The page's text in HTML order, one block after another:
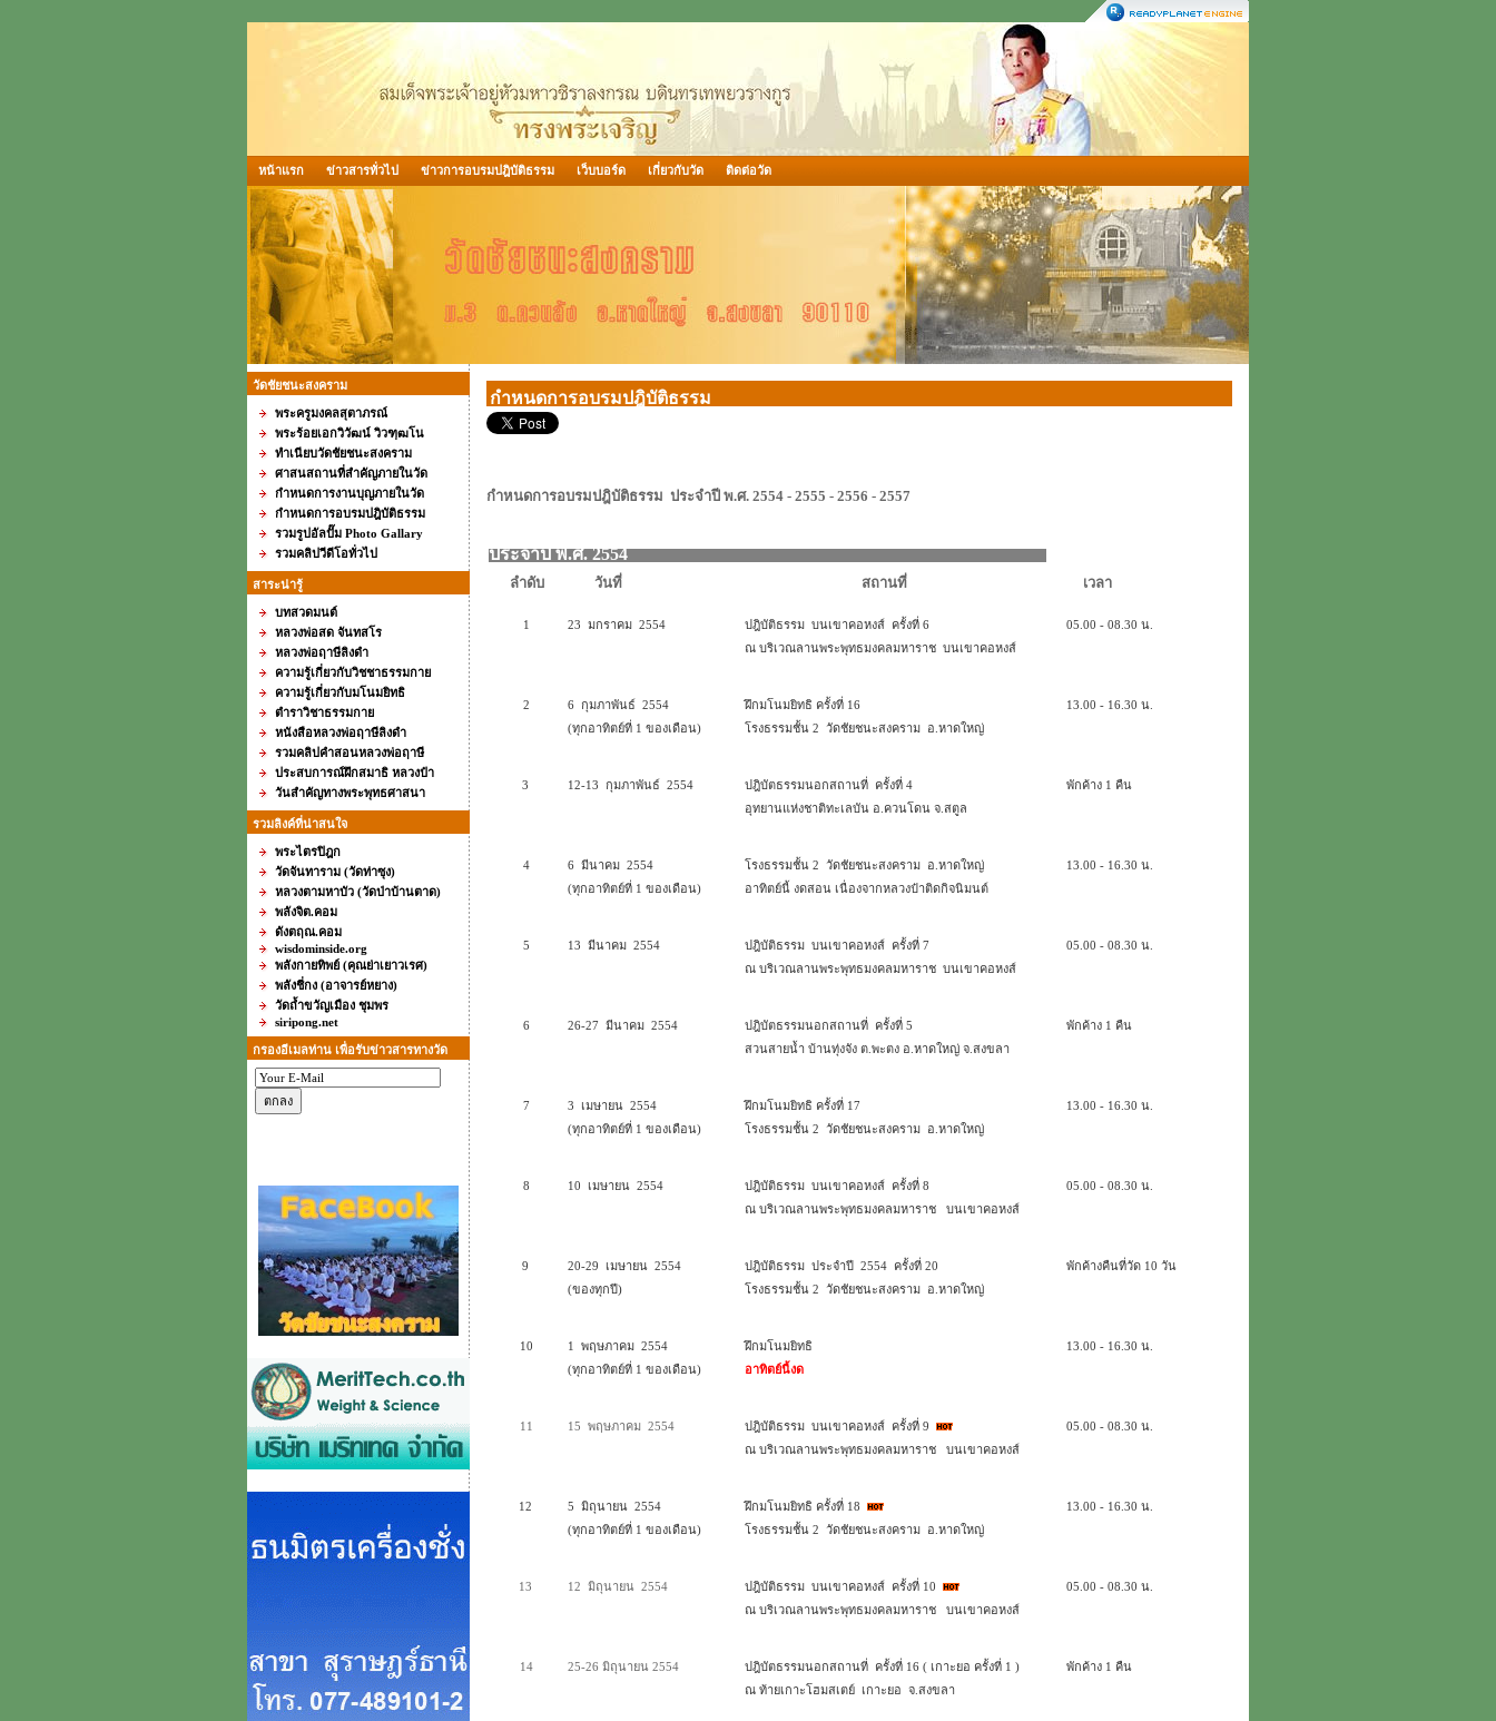
หน้าแรก ข่าวสารทั่วไป ข่าวการอบรมปฎิบัติธรรม เว็บบอร์ด เกี่ยวกับวัด ติดต่อวัด
วัดชัยชนะสงคราม
พระครูมงคลสุตาภรณ์
พระร้อยเอกวิวัฒน์ วิวฑฺฒโน
ทำเนียบวัดชัยชนะสงคราม
ศาสนสถานที่สำคัญภายในวัด
กำหนดการงานบุญภายในวัด
กำหนดการอบรมปฎิบัติธรรม
รวมรูปอัลปั๊ม Photo Gallary
รวมคลิปวีดีโอทั่วไป
สาระน่ารู้
บทสวดมนต์
หลวงพ่อสด จันทสโร
หลวงพ่อฤาษีลิงดำ
ความรู้เกี่ยวกับวิชชาธรรมกาย
ความรู้เกี่ยวกับมโนมยิทธิ
ตำราวิชาธรรมกาย
หนังสือหลวงพ่อฤาษีลิงดำ
รวมคลิปคำสอนหลวงพ่อฤาษี
ประสบการณ์ฝึกสมาธิ หลวงป๋า
วันสำคัญทางพระพุทธศาสนา
รวมลิงค์ที่น่าสนใจ
พระไตรปิฎก
วัดจันทาราม (วัดท่าซุง)
หลวงตามหาบัว (วัดป่าบ้านตาด)
พลังจิต.คอม
ดังตฤณ.คอม
wisdominside.org
พลังกายทิพย์ (คุณย่าเยาวเรศ)
พลังชี่กง (อาจารย์หยาง)
วัดถ้ำขวัญเมือง ชุมพร
siripong.net
กรองอีเมลท่าน เพื่อรับข่าวสารทางวัด
กำหนดการอบรมปฎิบัติธรรม
กำหนดการอบรมปฎิบัติธรรม ประจำปี พ.ศ. 2554 - 2555 - 2556 - 2557
ประจำปี พ.ศ. 2554
ลำดับ วันที่ สถานที่ เวลา
1 23 มกราคม 2554 ปฎิบัติธรรม บนเขาคอหงส์ ครั้งที่ 6
05.00 - 08.30 น.
ณ บริเวณลานพระพุทธมงคลมหาราช บนเขาคอหงส์
2 6 กุมภาพันธ์ 2554 ฝึกมโนมยิทธิ ครั้งที่ 16
13.00 - 16.30 น.
(ทุกอาทิตย์ที่ 1 ของเดือน)
โรงธรรมชั้น 2 วัดชัยชนะสงคราม อ.หาดใหญ่
3 12-13 กุมภาพันธ์ 2554 ปฎิบัตธรรมนอกสถานที่ ครั้งที่ 4
พักค้าง 1 คืน
อุทยานแห่งชาติทะเลบัน อ.ควนโดน จ.สตูล
4 6 มีนาคม 2554 โรงธรรมชั้น 2 วัดชัยชนะสงคราม อ.หาดใหญ่
13.00 - 16.30 น.
(ทุกอาทิตย์ที่ 1 ของเดือน)
อาทิตย์นี้ งดสอน เนื่องจากหลวงป๋าติดกิจนิมนต์
5 13 มีนาคม 2554 ปฎิบัติธรรม บนเขาคอหงส์ ครั้งที่ 7
05.00 - 08.30 น.
ณ บริเวณลานพระพุทธมงคลมหาราช บนเขาคอหงส์
6 26-27 มีนาคม 2554 ปฎิบัตธรรมนอกสถานที่ ครั้งที่ 5
พักค้าง 1 คืน
สวนสายน้ำ บ้านทุ่งจัง ต.พะตง อ.หาดใหญ่ จ.สงขลา
7 3 เมษายน 2554 ฝึกมโนมยิทธิ ครั้งที่ 17
13.00 - 16.30 น.
(ทุกอาทิตย์ที่ 1 ของเดือน)
โรงธรรมชั้น 2 วัดชัยชนะสงคราม อ.หาดใหญ่
8 10 เมษายน 2554 ปฎิบัติธรรม บนเขาคอหงส์ ครั้งที่ 8
05.00 - 08.30 น.
ณ บริเวณลานพระพุทธมงคลมหาราช บนเขาคอหงส์
9 20-29 เมษายน 2554 ปฎิบัติธรรม ประจำปี 2554 ครั้งที่ 20
พักค้างคืนที่วัด 10 วัน
(ของทุกปี)
โรงธรรมชั้น 2 วัดชัยชนะสงคราม อ.หาดใหญ่
10 1 พฤษภาคม 2554 ฝึกมโนมยิทธิ
13.00 - 16.30 น.
(ทุกอาทิตย์ที่ 1 ของเดือน)
อาทิตย์นี้งด
11 15 พฤษภาคม 2554 ปฎิบัติธรรม บนเขาคอหงส์ ครั้งที่ 9
05.00 - 08.30 น.
ณ บริเวณลานพระพุทธมงคลมหาราช บนเขาคอหงส์
12 5 มิถุนายน 2554 ฝึกมโนมยิทธิ ครั้งที่ 18
13.00 - 16.30 น.
(ทุกอาทิตย์ที่ 1 ของเดือน)
โรงธรรมชั้น 2 วัดชัยชนะสงคราม อ.หาดใหญ่
13 12 มิถุนายน 2554 ปฎิบัติธรรม บนเขาคอหงส์ ครั้งที่ 10
05.00 - 08.30 น.
ณ บริเวณลานพระพุทธมงคลมหาราช บนเขาคอหงส์
14 25-26 มิถุนายน 2554 ปฎิบัตธรรมนอกสถานที่ ครั้งที่ 16 ( เกาะยอ ครั้งที่ 1 )
พักค้าง 1 คืน
ณ ท้ายเกาะโฮมสเตย์ เกาะยอ จ.สงขลา